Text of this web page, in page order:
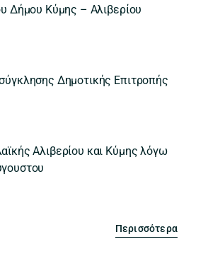
Δήμου Κύμης – Αλιβερίου
Δημοτικής Επιτροπής
Αλιβερίου και Κύμης λόγω
Περισσότερα